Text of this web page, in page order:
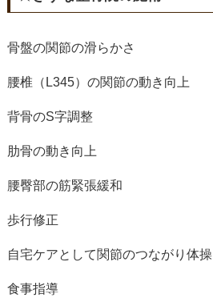
骨盤の関節の滑らかさ
腰椎（L345）の関節の動き向上
背骨のS字調整
肋骨の動き向上
腰臀部の筋緊張緩和
歩行修正
自宅ケアとして関節のつながり体操
食事指導